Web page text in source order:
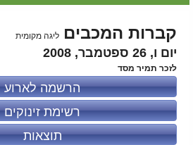
קברות המכבים ליגה מקומית
יום ו, 26 ספטמבר, 2008
לזכר תמיר מסד
הרשמה לארוע
רשימת זינוקים
תוצאות